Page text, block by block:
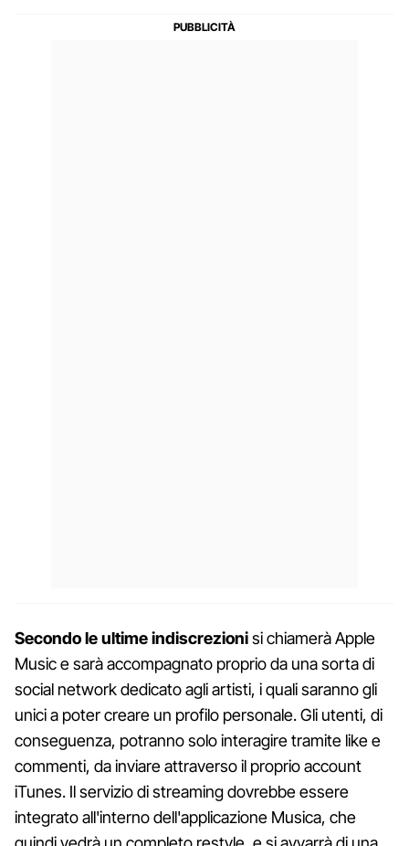
Secondo le ultime indiscrezionisi chiamerà Apple
Music e sarà accompagnato proprio da una sorta di
social network dedicato agli artisti, i quali saranno gli
unici a poter creare un profilo personale. Gli utenti, di
conseguenza, potranno solo interagire tramite like e
commenti, da inviare attraverso il proprio account
iTunes. Il servizio di streaming dovrebbe essere
integrato all'interno dell'applicazione Musica, che